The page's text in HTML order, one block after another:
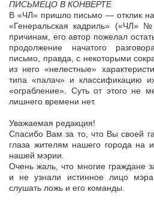
ПИСЬМЕЦО В КОНВЕРТЕ
В «ЧЛ» пришло письмо — отклик на
«Генеральская кадриль»
причинам, его автор пожелал
продолжение начатого
письмо, правда, с некоторыми
из него «нелестные»
типа «палач» и классификацию
«ограбление». Суть от этого не
лишнего времени нет.
Уважаемая редакция!
Спасибо Вам за то, что Вы своей
глаза жителям нашего города на
нашей мэрии.
Очень жаль, что многие граждане
и не узнали истинное лицо
слушать ложь и его команды.